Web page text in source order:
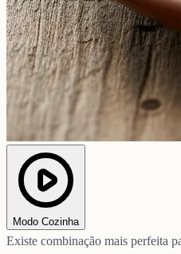
Modo Cozinha
Existe combinação mais perfeita